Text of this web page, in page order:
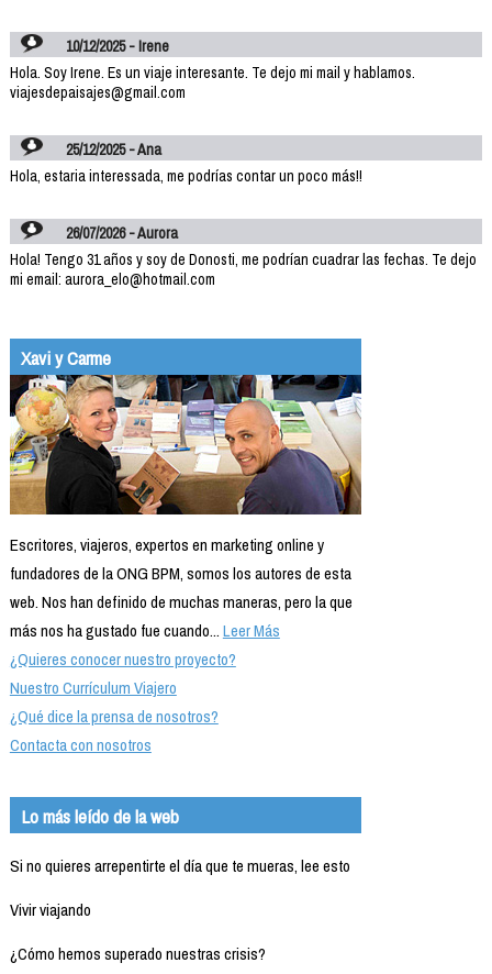
10/12/2025 - Irene
Hola. Soy Irene. Es un viaje interesante. Te dejo mi mail y hablamos.
viajesdepaisajes@gmail.com
25/12/2025 - Ana
Hola, estaria interessada, me podrías contar un poco más!!
26/07/2026 - Aurora
Hola! Tengo 31 años y soy de Donosti, me podrían cuadrar las fechas. Te dejo
mi email: aurora_elo@hotmail.com
Xavi y Carme
Escritores, viajeros, expertos en marketing online y
fundadores de la ONG BPM, somos los autores de esta
web. Nos han definido de muchas maneras, pero la que
más nos ha gustado fue cuando...Leer Más
¿Quieres conocer nuestro proyecto?
Nuestro Currículum Viajero
¿Qué dice la prensa de nosotros?
Contacta con nosotros
Lo más leído de la web
Si no quieres arrepentirte el día que te mueras, lee esto
Vivir viajando
¿Cómo hemos superado nuestras crisis?